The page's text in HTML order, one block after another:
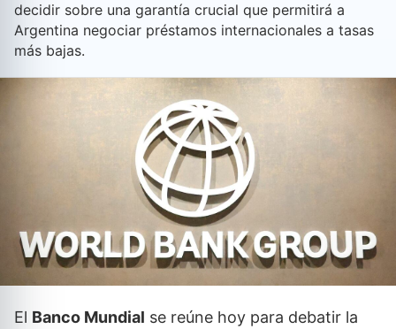
decidir sobre una garantía crucial que permitirá a
Argentina negociar préstamos internacionales a tasas
más bajas.
El Banco Mundial se reúne hoy para debatir la